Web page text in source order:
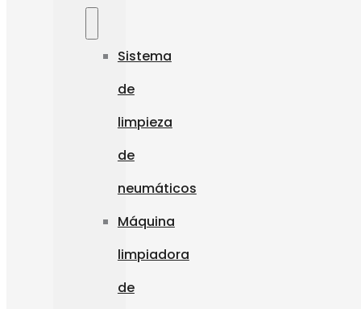
Sistema
de
limpieza
de
neumáticos
Máquina
limpiadora
de